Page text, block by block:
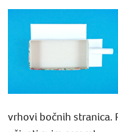
vrhovi bočnih stranica.